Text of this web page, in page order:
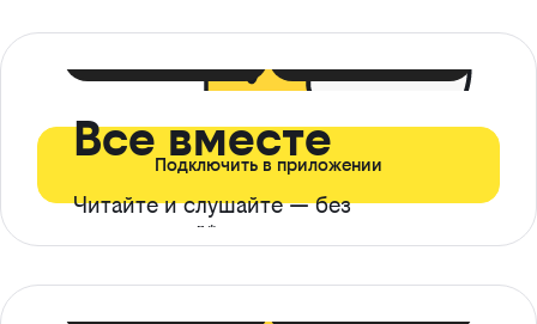
Все вместе
Читайте и слушайте — без
ограничений*
Подключить в приложении